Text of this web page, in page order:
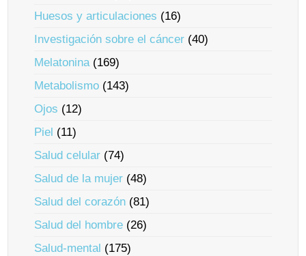
Huesos y articulaciones (16)
Investigación sobre el cáncer (40)
Melatonina(169)
Metabolismo (143)
Ojos (12)
Piel (11)
Salud celular (74)
Salud de la mujer (48)
Salud del corazón (81)
Salud del hombre (26)
Salud-mental (175)